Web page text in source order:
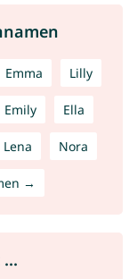
Emma Lilly
Emily Ella
Lena Nora
→